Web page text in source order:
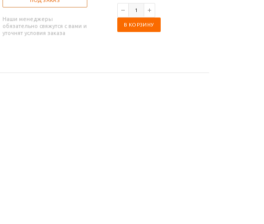
Наши менеджеры
обязательно свяжутся с вами и
уточнят условия заказа
В КОРЗИНУ